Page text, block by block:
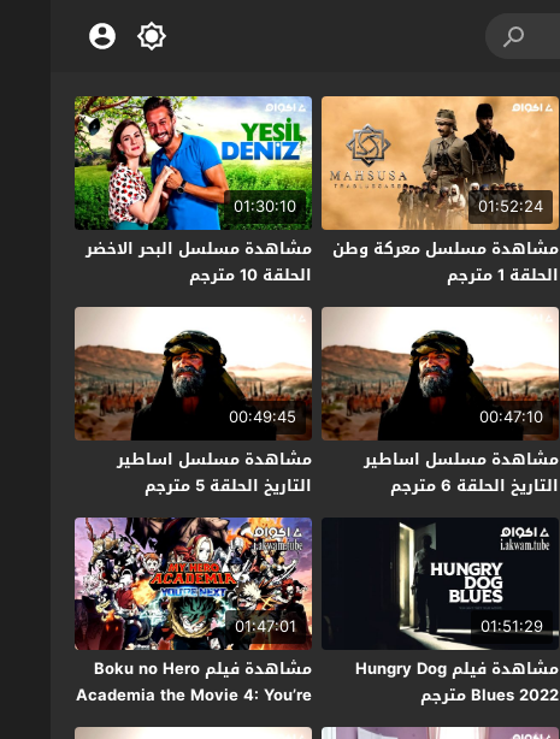
01:52:24
مشاهدة مسلسل معركة وطن
الحلقة 1 مترجم
01:30:10
مشاهدة مسلسل البحر الاخضر
الحلقة 10 مترجم
00:47:10
مشاهدة مسلسل اساطير
التاريخ الحلقة 6 مترجم
00:49:45
مشاهدة مسلسل اساطير
التاريخ الحلقة 5 مترجم
01:51:29
مشاهدة فيلم Hungry Dog
Blues 2022 مترجم
01:47:01
مشاهدة فيلم Boku no Hero
Academia the Movie 4: You’re
Next 2024 مترجم